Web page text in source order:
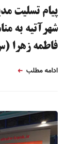
پیام تسلیت
شهرآتیه به
فاطمه زهرا
ادامه مطلب